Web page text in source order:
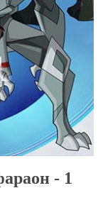
- 1